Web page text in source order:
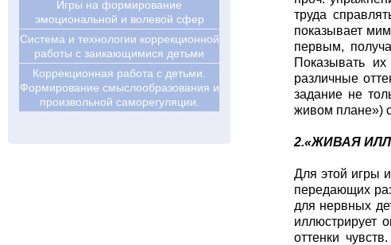
труда
показывает
первым,
Показывать
различные
задание не
живом плане»)
2.«ЖИВАЯ
Для этой игры
передающих
для нервных
иллюстрирует
оттенки
Игры на формирование
эмоциональной и волевой сфер
Система и технологии коррекционной
работы с заикающимися детьми
Коррекционная работа с детьми.
Формирование смыслообразования и
произвольной саморегуляции.